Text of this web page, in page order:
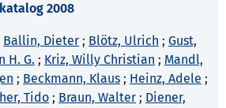
2008
Ballin, Dieter ; Blötz, Ulrich ; Gust,
H. G. ; Kriz, Willy Christian ; Mandl,
; Beckmann, Klaus ; Heinz, Adele ;
Tido ; Braun, Walter ; Diener,